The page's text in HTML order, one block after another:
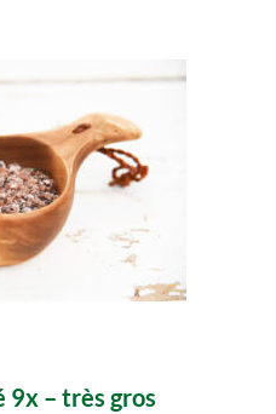
9x – très gros